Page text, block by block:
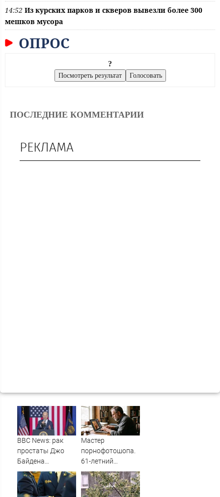
14:52 Из курских парков и скверов вывезли более 300
мешков мусора
ОПРОС
?
ПОСЛЕДНИЕ КОММЕНТАРИИ
РЕКЛАМА
BBC News: рак
простаты Джо
Байдена
распространился
на его кости и
органы
Мастер
порнофотошопа.
61-летний
мужчина
смастерил
порнооткрытку и